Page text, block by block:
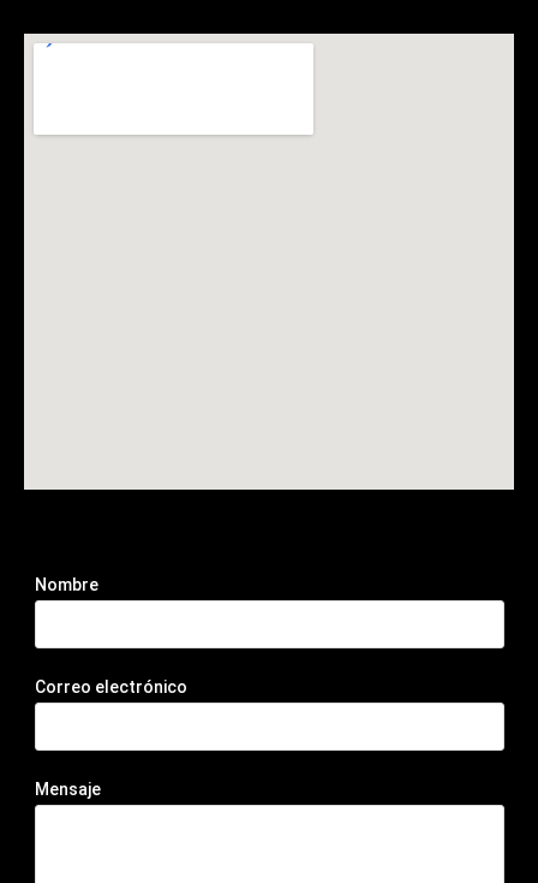
Nombre
Correo electrónico
Mensaje